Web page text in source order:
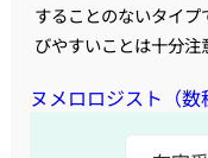
することのないタイ
びやすいことは十分注
ヌメロロジスト（